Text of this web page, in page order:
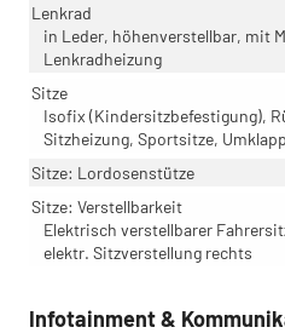
Lenkrad
in Leder, höhenverstellbar, mit
Lenkradheizung
Sitze
Isofix (Kindersitzbefestigung),
Sitzheizung, Sportsitze,
Sitze: Lordosenstütze
Sitze: Verstellbarkeit
Elektrisch verstellbarer
elektr. Sitzverstellung rechts
Infotainment &